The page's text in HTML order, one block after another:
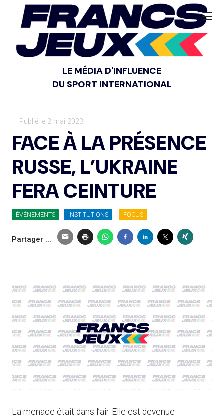
LE MÉDIA D'INFLUENCE
DU SPORT INTERNATIONAL
— Publié le 2 mai 2023
FACE À LA PRÉSENCE
RUSSE, L’UKRAINE
FERA CEINTURE
ÉVÉNEMENTS INSTITUTIONS FOCUS
Partager ...
La menace était dans l’air. Elle est devenue